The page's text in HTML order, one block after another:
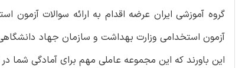
گروه آموزشی ایران عرضه اقدام به ارائه سوالات
آزمون استخدامی وزارت بهداشت و سازمان جهاد
این باورند که این مجموعه عاملی مهم برای آمادگی شما